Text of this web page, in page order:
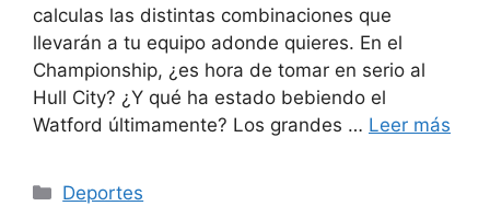
calculas las distintas combinaciones que
llevarán a tu equipo adonde quieres. En el
Championship, ¿es hora de tomar en serio al
Hull City? ¿Y qué ha estado bebiendo el
Watford últimamente? Los grandes … Leer más
Categorías
Deportes